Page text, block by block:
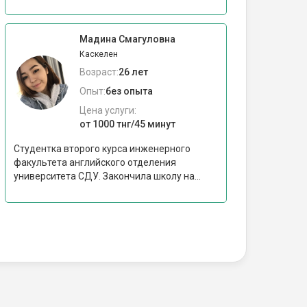
Мадина Смагуловна
Каскелен
Возраст:26 лет
Опыт:без опыта
Цена услуги:
от 1000 тнг/45 минут
Студентка второго курса инженерного
факультета английского отделения
университета СДУ. Закончила школу на...